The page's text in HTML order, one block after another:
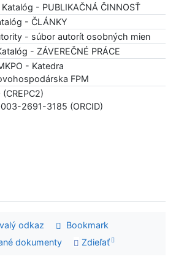
- PUBLIKAČNÁ ČINNOSŤ
- ČLÁNKY
- súbor autorít osobných mien
- ZÁVEREČNÉ PRÁCE
- Katedra
FPM
2691-3185 (ORCID)
odkaz
Bookmark
dokumenty Zdieľať